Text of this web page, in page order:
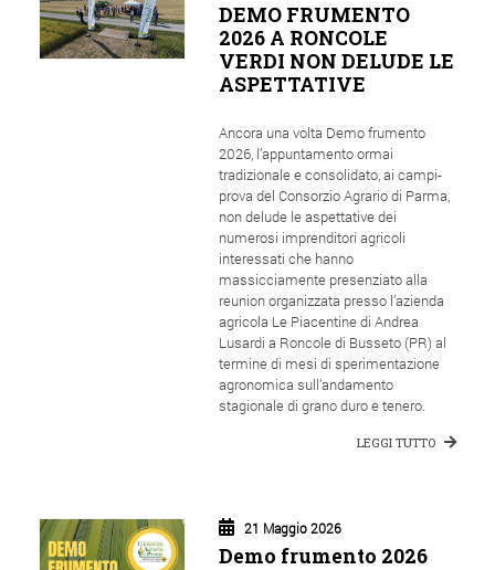
DEMO FRUMENTO
2026 A RONCOLE
VERDI NON DELUDE LE
ASPETTATIVE
Ancora una volta Demo frumento
2026, l’appuntamento ormai
tradizionale e consolidato, ai campi-
prova del Consorzio Agrario di Parma,
non delude le aspettative dei
numerosi imprenditori agricoli
interessati che hanno
massicciamente presenziato alla
reunion organizzata presso l’azienda
agricola Le Piacentine di Andrea
Lusardi a Roncole di Busseto (PR) al
termine di mesi di sperimentazione
agronomica sull’andamento
stagionale di grano duro e tenero.
LEGGI TUTTO
21 Maggio 2026
Demo frumento 2026